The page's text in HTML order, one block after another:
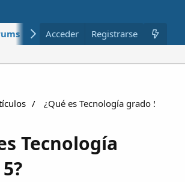
Nuevo Miembros
Acceder Registrarse
¿Qué es Tecnología grado 5?
Tecnología